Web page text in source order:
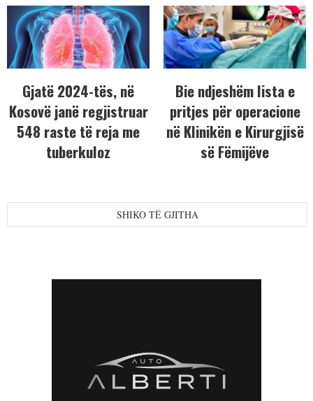
Gjatë 2024-tës, në
Kosovë janë regjistruar
548 raste të reja me
tuberkuloz
Bie ndjeshëm lista e
pritjes për operacione
në Klinikën e Kirurgjisë
së Fëmijëve
SHIKO TË GJITHA